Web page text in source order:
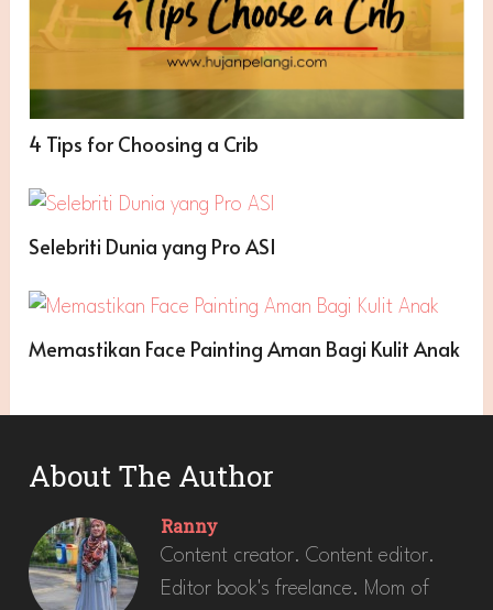
4 Tips for Choosing a Crib
Selebriti Dunia yang Pro ASI
Memastikan Face Painting Aman Bagi Kulit Anak
About The Author
Ranny
Content creator. Content editor.
Editor book's freelance. Mom of